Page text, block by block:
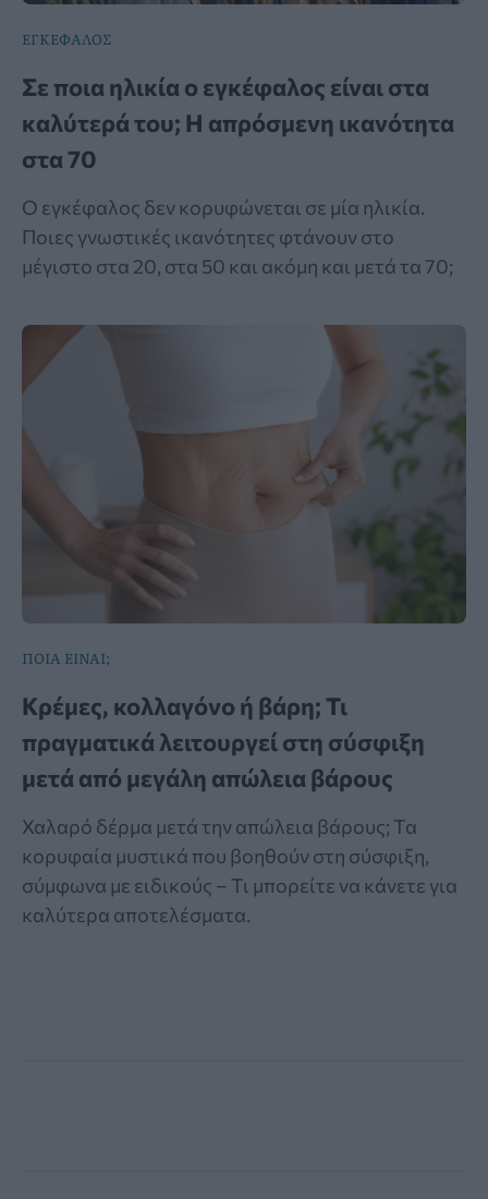
ΕΓΚΕΦΑΛΟΣ
Σε ποια ηλικία ο εγκέφαλος είναι στα
καλύτερά του; Η απρόσμενη ικανότητα
στα 70
Ο εγκέφαλος δεν κορυφώνεται σε μία ηλικία.
Ποιες γνωστικές ικανότητες φτάνουν στο
μέγιστο στα 20, στα 50 και ακόμη και μετά τα 70;
ΠΟΙΑ ΕΙΝΑΙ;
Κρέμες, κολλαγόνο ή βάρη; Τι
πραγματικά λειτουργεί στη σύσφιξη
μετά από μεγάλη απώλεια βάρους
Χαλαρό δέρμα μετά την απώλεια βάρους; Τα
κορυφαία μυστικά που βοηθούν στη σύσφιξη,
σύμφωνα με ειδικούς – Τι μπορείτε να κάνετε για
καλύτερα αποτελέσματα.